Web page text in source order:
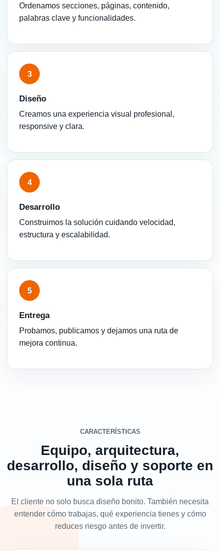
Ordenamos secciones, páginas, contenido,
palabras clave y funcionalidades.
3
Diseño
Creamos una experiencia visual profesional,
responsive y clara.
4
Desarrollo
Construimos la solución cuidando velocidad,
estructura y escalabilidad.
5
Entrega
Probamos, publicamos y dejamos una ruta de
mejora continua.
CARACTERÍSTICAS
Equipo, arquitectura,
desarrollo, diseño y soporte en
una sola ruta
El cliente no solo busca diseño bonito. También necesita
entender cómo trabajas, qué experiencia tienes y cómo
reduces riesgo antes de invertir.